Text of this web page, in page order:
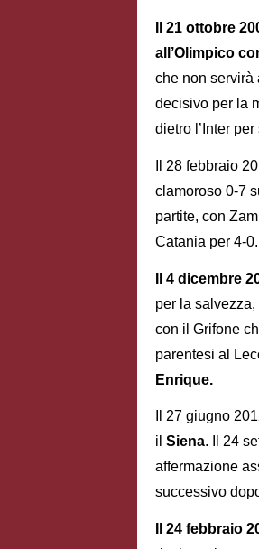
Il 21 ottobre
all’Olimpico
che non servirà
decisivo per la
dietro l’Inter
Il 28 febbraio
clamoroso 0-7
partite, con
Catania per 4-0.
Il 4 dicembre
per la
con il Grifone
parentesi al
Enrique.
Il 27 giugno
il Siena. Il 24
affermazione
successivo
Il 24 febbraio